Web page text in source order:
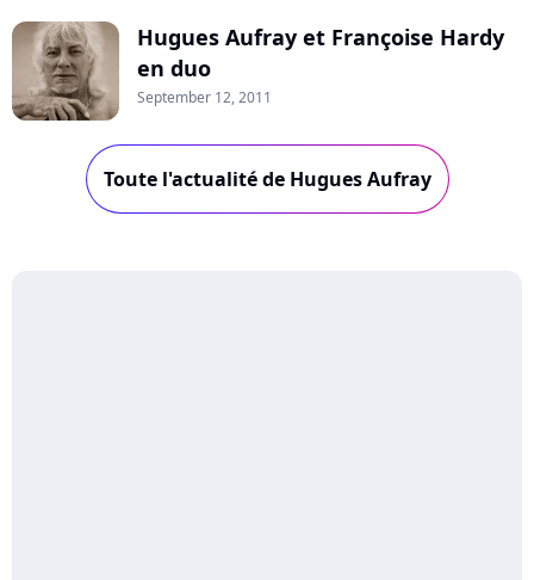
Hugues Aufray et Françoise Hardy
en duo
September 12, 2011
Toute l'actualité de Hugues Aufray